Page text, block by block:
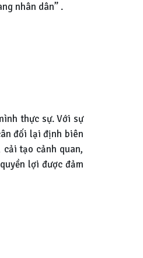
nhân dân” .
thực sự. Với sự
đối lại định biên
tạo cảnh quan,
lợi được đảm